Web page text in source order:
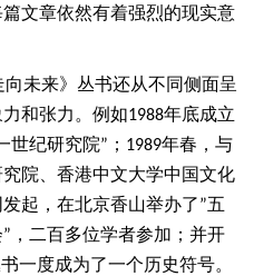
文章依然有着强烈的现实意
未来》丛书还从不同侧面呈
和张力。例如1988年底成立
世纪研究院” ； 1989年春，与
院、香港中文大学中国文化
起，在北京香山举办了”五
” ，二百多位学者参加；并开
一度成为了一个历史符号。